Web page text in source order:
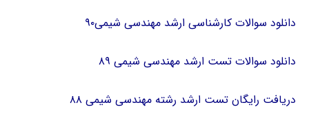
دانلود سوالات کارشناسی ارشد مهندسی شیمی۹۰
دانلود سوالات تست ارشد مهندسی شیمی ۸۹
دریافت رایگان تست ارشد رشته مهندسی شیمی ۸۸